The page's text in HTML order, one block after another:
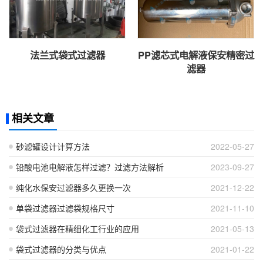
法兰式袋式过滤器
PP滤芯式电解液保安精密过
滤器
相关文章
2022-05-27
砂滤罐设计计算方法
2023-09-27
铅酸电池电解液怎样过滤？过滤方法解析
2021-12-22
纯化水保安过滤器多久更换一次
2021-11-10
单袋过滤器过滤袋规格尺寸
2021-05-13
袋式过滤器在精细化工行业的应用
2021-01-22
袋式过滤器的分类与优点